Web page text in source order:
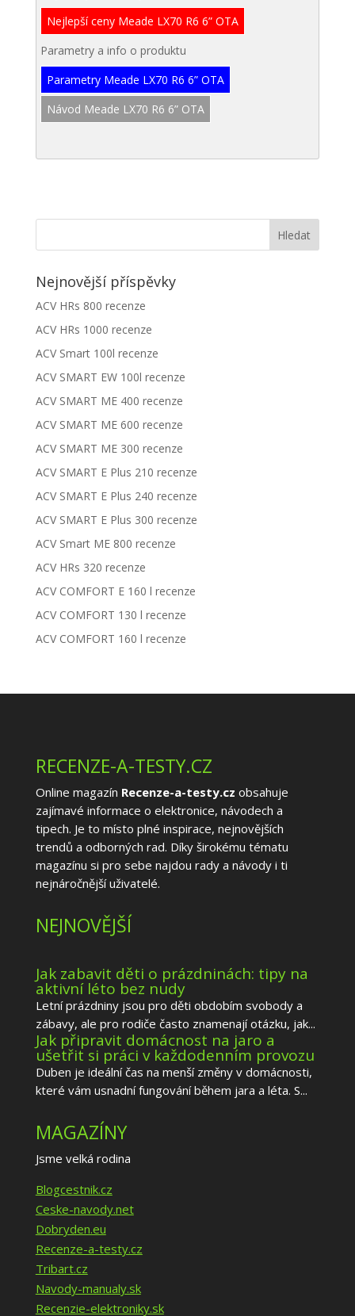
Nejlepší ceny Meade LX70 R6 6” OTA
Parametry a info o produktu
Parametry Meade LX70 R6 6” OTA
Návod Meade LX70 R6 6” OTA
Nejnovější příspěvky
ACV HRs 800 recenze
ACV HRs 1000 recenze
ACV Smart 100l recenze
ACV SMART EW 100l recenze
ACV SMART ME 400 recenze
ACV SMART ME 600 recenze
ACV SMART ME 300 recenze
ACV SMART E Plus 210 recenze
ACV SMART E Plus 240 recenze
ACV SMART E Plus 300 recenze
ACV Smart ME 800 recenze
ACV HRs 320 recenze
ACV COMFORT E 160 l recenze
ACV COMFORT 130 l recenze
ACV COMFORT 160 l recenze
RECENZE-A-TESTY.CZ
Online magazín Recenze-a-testy.cz obsahuje
zajímavé informace o elektronice, návodech a
tipech. Je to místo plné inspirace, nejnovějších
trendů a odborných rad. Díky širokému tématu
magazínu si pro sebe najdou rady a návody i ti
nejnáročnější uživatelé.
NEJNOVĚJŠÍ
Jak zabavit děti o prázdninách: tipy na
aktivní léto bez nudy
Letní prázdniny jsou pro děti obdobím svobody a
zábavy, ale pro rodiče často znamenají otázku, jak...
Jak připravit domácnost na jaro a
ušetřit si práci v každodenním provozu
Duben je ideální čas na menší změny v domácnosti,
které vám usnadní fungování během jara a léta. S...
MAGAZÍNY
Jsme velká rodina
Blogcestnik.cz
Ceske-navody.net
Dobryden.eu
Recenze-a-testy.cz
Tribart.cz
Navody-manualy.sk
Recenzie-elektroniky.sk